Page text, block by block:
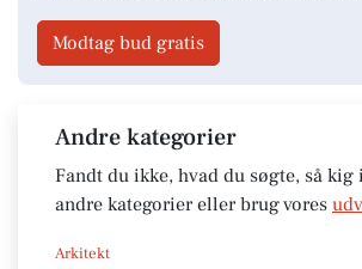
Modtag bud gratis
Andre kategorier
Fandt du ikke, hvad du søgte, så kig
andre kategorier eller brug vores
Arkitekt